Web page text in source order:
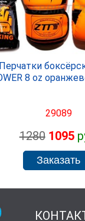
Перчатки
8 oz
29089
1280 1095